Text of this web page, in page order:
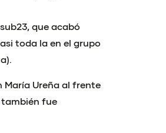
que acabó
toda la en el grupo
María Ureña al frente
también fue